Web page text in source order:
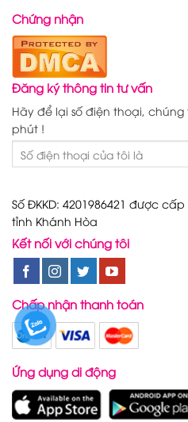
Chứng nhận
Đăng ký thông tin tư vấn
Hãy để lại số điện thoại,
phút !
Số ĐKKD: 4201986421 được
tỉnh Khánh Hòa
Kết nối với chúng tôi
Chấp nhận thanh toán
Ứng dụng di động